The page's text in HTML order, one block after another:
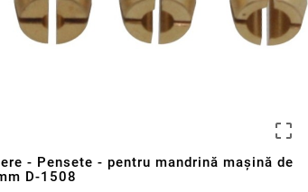

- Pensete - pentru mandrină maşină de
D-1508